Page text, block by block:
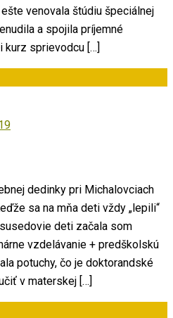
venovala štúdiu špeciálnej
a spojila príjemné
kurz sprievodcu […]
dedinky pri Michalovciach
sa na mňa deti vždy „lepili“
deti začala som
vzdelávanie + predškolskú
potuchy, čo je doktorandské
v materskej […]